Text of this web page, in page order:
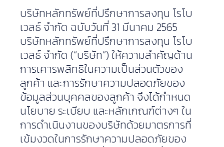
บริษัทหลักทรัพย์ที่ปรึกษาการลงทุน โรโบ
เวลธ์ จำกัด ฉบับวันที่ 31 มีนาคม 2565
บริษัทหลักทรัพย์ที่ปรึกษาการลงทุน โรโบ
เวลธ์ จำกัด (“บริษัท”) ให้ความสำคัญด้าน
การเคารพสิทธิในความเป็นส่วนตัวของ
ลูกค้า และการรักษาความปลอดภัยของ
ข้อมูลส่วนบุคคลของลูกค้า จึงได้กำหนด
นโยบาย ระเบียบ และหลักเกณฑ์ต่างๆ ใน
การดำเนินงานของบริษัทด้วยมาตรการที่
เข้มงวดในการรักษาความปลอดภัยของ